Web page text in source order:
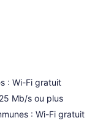
: Wi-Fi gratuit
Mb/s ou plus
: Wi-Fi gratuit